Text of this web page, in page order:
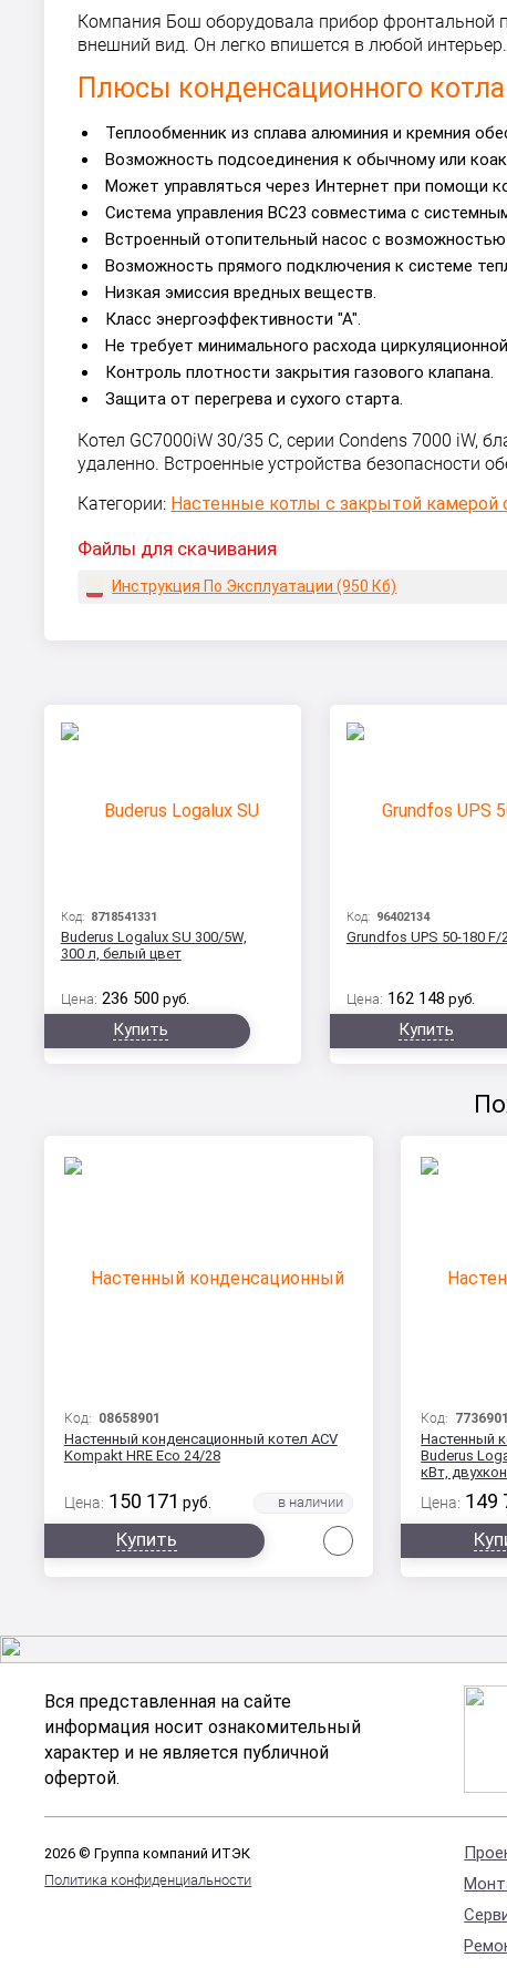
Компания Бош оборудовала прибор фронтальной
внешний вид. Он легко впишется в любой интерьер.
Плюсы конденсационного
Теплообменник из сплава алюминия и кремния
Возможность подсоединения к обычному или
Может управляться через Интернет при помощи
Система управления BC23 совместима с
Встроенный отопительный насос с
Возможность прямого подключения к системе
Низкая эмиссия вредных веществ.
Класс энергоэффективности "А".
Не требует минимального расхода
Контроль плотности закрытия газового клапана.
Защита от перегрева и сухого старта.
Котел GC7000iW 30/35 C, серии Condens 7000
удаленно. Встроенные устройства безопасности
Категории: Настенные котлы с закрытой камерой
Файлы для скачивания
Инструкция По Эксплуатации (950 Кб)
Код: 8718541331
Buderus Logalux SU 300/5W,
300 л, белый цвет
Цена: 236 500 руб.
Купить
Код: 96402134
Grundfos UPS 50-180 F/
Цена: 162 148 руб.
Купить
Код: 08658901
Настенный конденсационный котел ACV
Kompakt HRE Eco 24/28
Цена: 150 171 руб.
Купить
Код:
Настенный
Buderus
кВт,
Цена: 149
Вся представленная на сайте
информация носит ознакомительный
характер и не является публичной
офертой.
2026 © Группа компаний ИТЭК
Политика конфиденциальности